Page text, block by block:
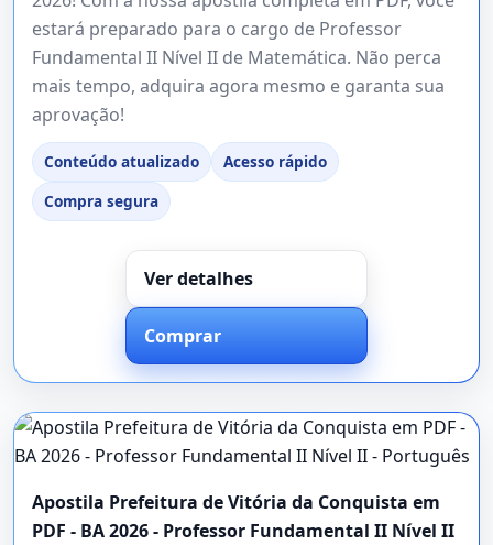
estará preparado para o cargo de Professor
Fundamental II Nível II de Matemática. Não perca
mais tempo, adquira agora mesmo e garanta sua
aprovação!
Conteúdo atualizado
Acesso rápido
Compra segura
Ver detalhes
Comprar
Apostila Prefeitura de Vitória da Conquista em
PDF - BA 2026 - Professor Fundamental II Nível II